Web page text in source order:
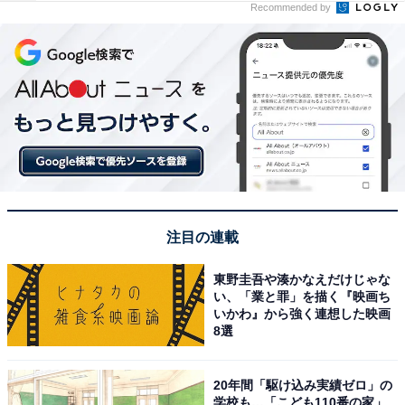
Recommended by
注目の連載
東野圭吾や湊かなえだけじゃな
い、「業と罪」を描く『映画ち
いかわ』から強く連想した映画
8選
20年間「駆け込み実績ゼロ」の
学校も…「こども110番の家」